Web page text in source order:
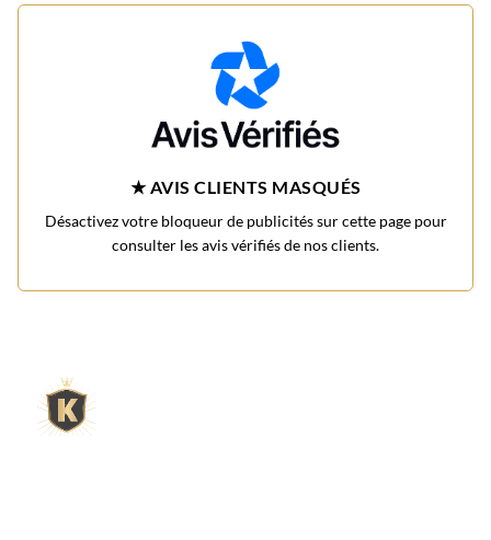
★ AVIS CLIENTS MASQUÉS
Désactivez votre bloqueur de publicités sur cette page pour
consulter les avis vérifiés de nos clients.